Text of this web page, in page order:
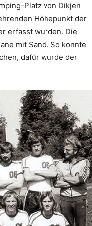
Platz von Dikjen
Höhepunkt der
erfasst wurden. Die
mit Sand. So konnte
dafür wurde der